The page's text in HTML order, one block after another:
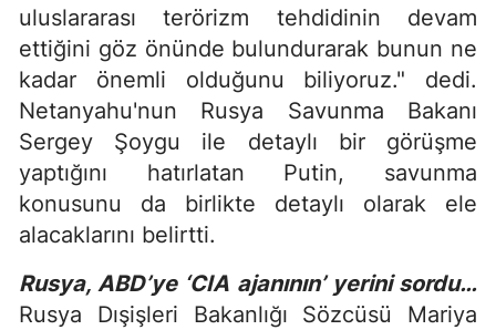
uluslararası terörizm tehdidinin devam
ettiğini göz önünde bulundurarak bunun ne
kadar önemli olduğunu biliyoruz." dedi.
Netanyahu'nun Rusya Savunma Bakanı
Sergey Şoygu ile detaylı bir görüşme
yaptığını hatırlatan Putin, savunma
konusunu da birlikte detaylı olarak ele
alacaklarını belirtti.
Rusya, ABD’ye ‘CIA ajanının’ yerini sordu…
Rusya Dışişleri Bakanlığı Sözcüsü Mariya